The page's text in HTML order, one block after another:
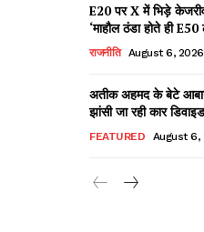
E20 पर X में भिड़े
‘माहौल ठंडा होते ही
राजनीति August 6, 2026
अतीक अहमद के बेटे
झांसी जा रही कार
FEATURED August 6,